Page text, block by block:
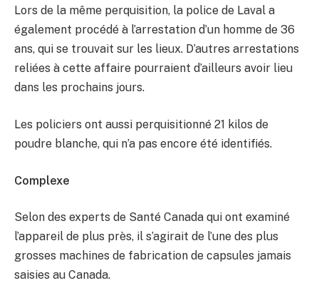
Lors de la même perquisition, la police de Laval a
également procédé à l’arrestation d’un homme de 36
ans, qui se trouvait sur les lieux. D’autres arrestations
reliées à cette affaire pourraient d’ailleurs avoir lieu
dans les prochains jours.
Les policiers ont aussi perquisitionné 21 kilos de
poudre blanche, qui n’a pas encore été identifiés.
Complexe
Selon des experts de Santé Canada qui ont examiné
l’appareil de plus près, il s’agirait de l’une des plus
grosses machines de fabrication de capsules jamais
saisies au Canada.